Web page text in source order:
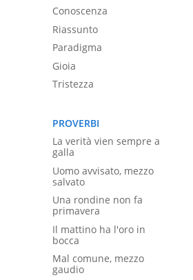
Conoscenza
Riassunto
Paradigma
Gioia
Tristezza
PROVERBI
La verità vien sempre a
galla
Uomo avvisato, mezzo
salvato
Una rondine non fa
primavera
Il mattino ha l'oro in
bocca
Mal comune, mezzo
gaudio